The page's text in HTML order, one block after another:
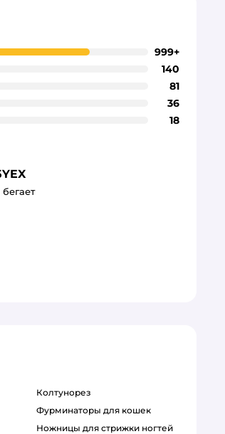
999+
140
81
36
18
колтунорез
фурминаторы для кошек
ножницы для стрижки ногтей